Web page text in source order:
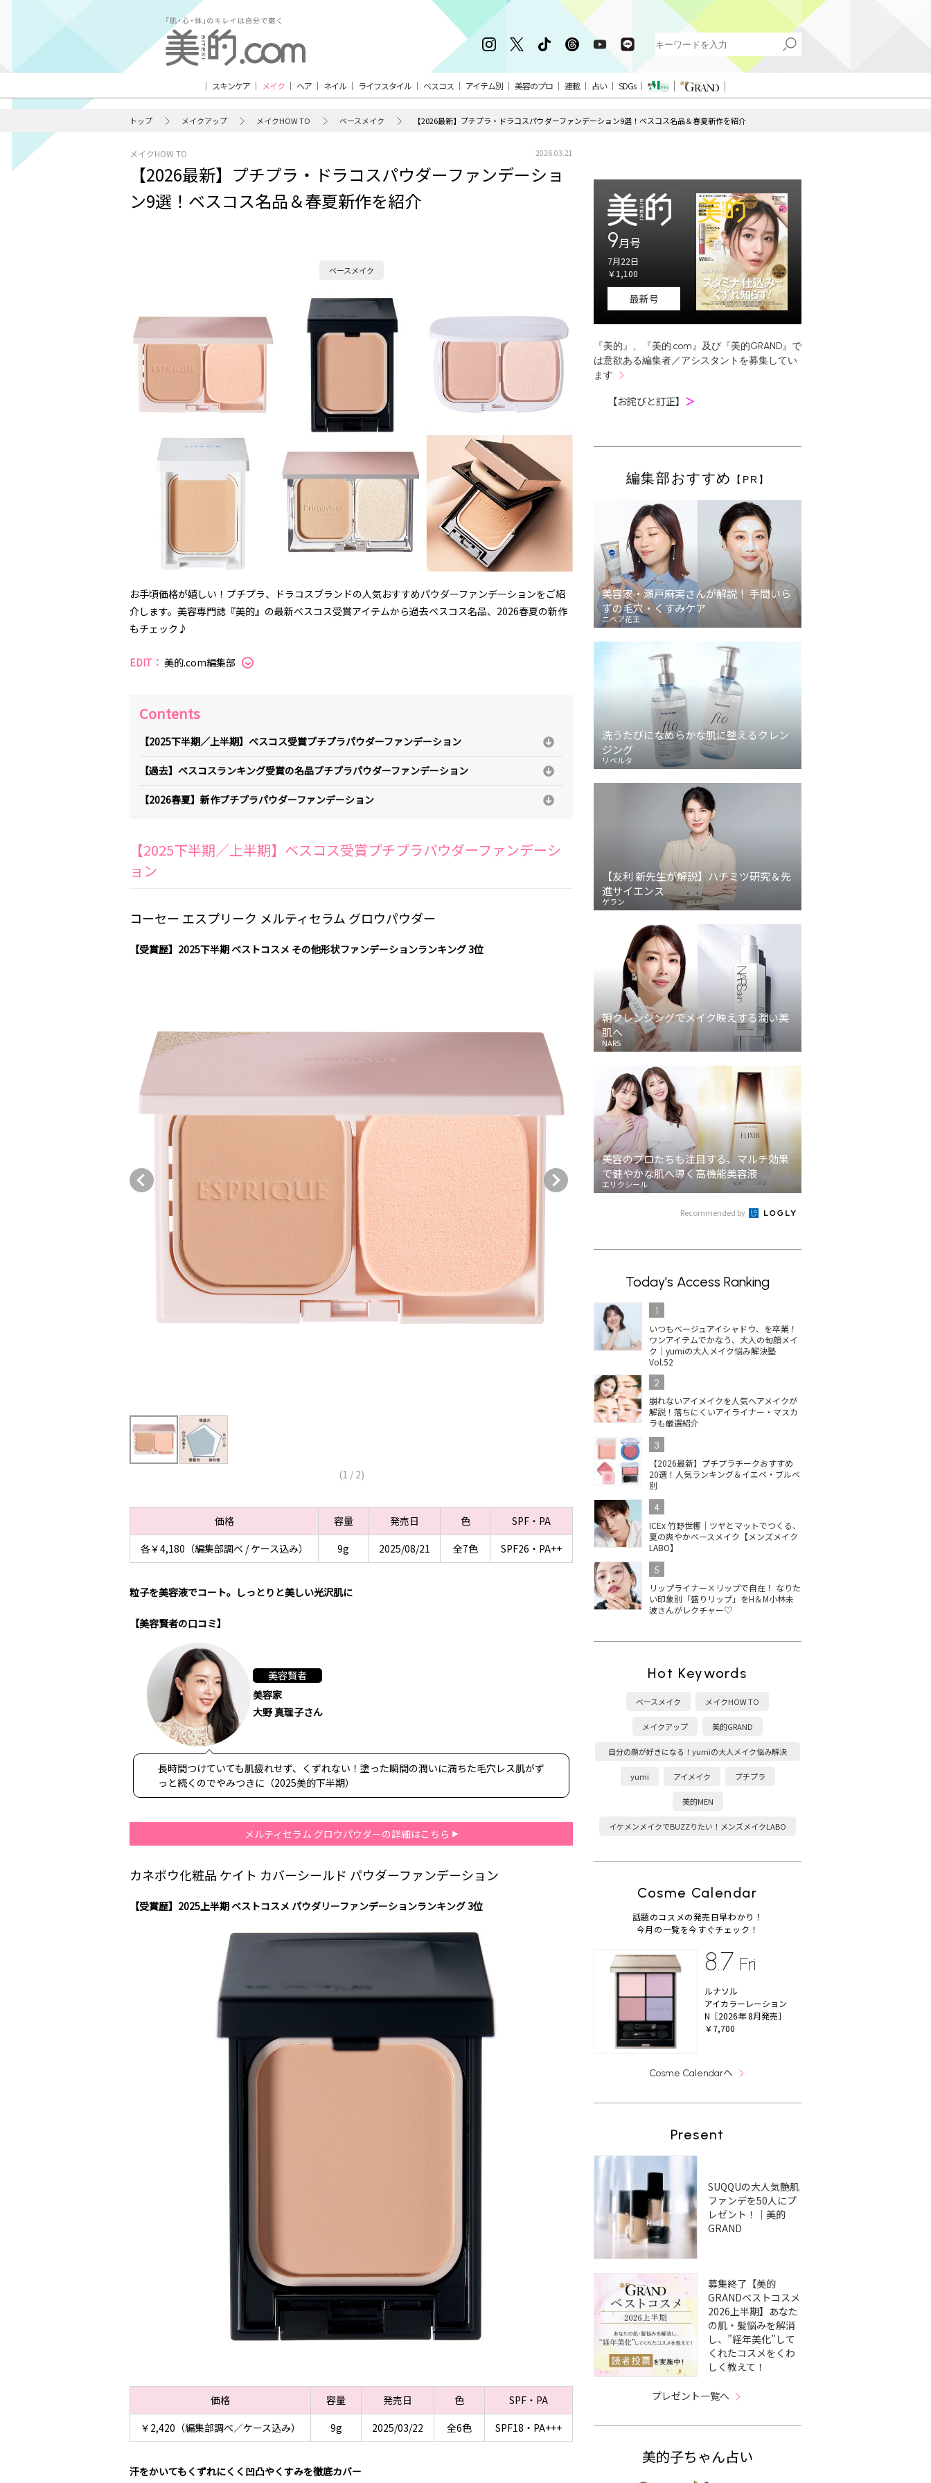
スキンケア メイク ヘア ネイル ライフスタイル ベスコス アイテム別 美容のプロ 連載 占い SDGs
トップ メイクアップ メイクHOW TO ベースメイク 【2026最新】プチプラ・ドラコスパウダーファンデーション9選！ベスコス名品＆春夏新作を紹介
メイクHOW TO 2026.03.21
【2026最新】プチプラ・ドラコスパウダーファンデーショ
ン9選！ベスコス名品＆春夏新作を紹介
ベースメイク
お手頃価格が嬉しい！プチプラ、ドラコスブランドの人気おすすめパウダーファンデーションをご紹
介します。美容専門誌『美的』の最新ベスコス受賞アイテムから過去ベスコス名品、2026春夏の新作
もチェック♪
EDIT： 美的.com編集部
Contents
【2025下半期／上半期】ベスコス受賞プチプラパウダーファンデーション
【過去】ベスコスランキング受賞の名品プチプラパウダーファンデーション
【2026春夏】新作プチプラパウダーファンデーション
【2025下半期／上半期】ベスコス受賞プチプラパウダーファンデーシ
ョン
コーセー エスプリーク メルティセラム グロウパウダー
【受賞歴】2025下半期 ベストコスメ その他形状ファンデーションランキング 3位
(1 / 2)
価格 容量 発売日 色
SPF・PA
各￥4,180（編集部調べ / ケース込み）
9g 2025/08/21 全7色 SPF26・PA++
粒子を美容液でコート。しっとりと美しい光沢肌に
【美容賢者の口コミ】
美容賢者
美容家
大野 真理子さん
長時間つけていても肌疲れせず、くずれない！塗った瞬間の潤いに満ちた毛穴レス肌がず
っと続くのでやみつきに（2025美的下半期）
メルティセラム グロウパウダーの詳細はこちら
カネボウ化粧品 ケイト カバーシールド パウダーファンデーション
【受賞歴】2025上半期 ベストコスメ パウダリーファンデーションランキング 3位
価格 容量 発売日 色
SPF・PA
￥2,420（編集部調べ／ケース込み）
9g 2025/03/22 全6色 SPF18・PA+++
汗をかいてもくずれにくく凹凸やくすみを徹底カバー
9月号
7月22日
￥1,100
最新号
『美的』、『美的.com』及び『美的GRAND』で
は意欲ある編集者／アシスタントを募集してい
ます
【お詫びと訂正】 ＞
編集部おすすめ 【PR】
美容家・瀬戸麻実さんが解説！ 手間いら
ずの毛穴・くすみケア
ニベア花王
洗うたびになめらかな肌に整えるクレン
ジング
リベルタ
【友利 新先生が解説】ハチミツ研究＆先
進サイエンス
ゲラン
朝クレンジングでメイク映えする潤い美
肌へ
NARS
美容のプロたちも注目する、マルチ効果
で健やかな肌へ導く高機能美容液
エリクシール
Recommended by
Today's Access Ranking
1
いつもベージュアイシャドウ、を卒業！
ワンアイテムでかなう、大人の旬顔メイ
ク｜yumiの大人メイク悩み解決塾
Vol.52
2
崩れないアイメイクを人気ヘアメイクが
解説！落ちにくいアイライナー・マスカ
ラも厳選紹介
3
【2026最新】プチプラチークおすすめ
20選！人気ランキング＆イエベ・ブルべ
別
4
ICEx 竹野世梛｜ツヤとマットでつくる、
夏の爽やかベースメイク【メンズメイク
LABO】
5
リップライナー×リップで自在！ なりた
い印象別「盛りリップ」をH＆M小林未
波さんがレクチャー♡
Hot Keywords
ベースメイク メイクHOW TO
メイクアップ 美的GRAND
自分の顔が好きになる！yumiの大人メイク悩み解決
塾
yumi アイメイク プチプラ
美的MEN
イケメンメイクでBUZZりたい！メンズメイクLABO
Cosme Calendar
話題のコスメの発売日早わかり！
今月の一覧を今すぐチェック！
8.7 Fri
ルナソル
アイカラーレーション
N［2026年 8月発売］
￥7,700
Cosme Calendarへ
Present
SUQQUの大人気艶肌
ファンデを50人にプ
レゼント！｜美的
GRAND
募集終了【美的
GRANDベストコスメ
2026上半期】あなた
の肌・髪悩みを解消
し、”経年美化”して
くれたコスメをくわ
しく教えて！
プレゼント一覧へ
美的子ちゃん占い